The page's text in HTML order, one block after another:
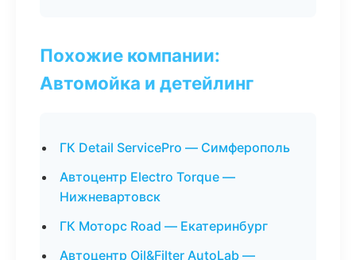
Похожие компании:
Автомойка и детейлинг
ГК Detail ServicePro — Симферополь
Автоцентр Electro Torque —
Нижневартовск
ГК Моторс Road — Екатеринбург
Автоцентр Oil&Filter AutoLab —